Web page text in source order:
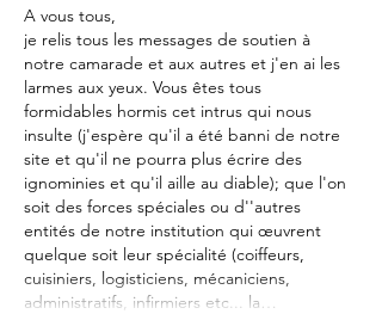
A vous tous,
je relis tous les messages de soutien à
notre camarade et aux autres et j'en ai les
larmes aux yeux. Vous êtes tous
formidables hormis cet intrus qui nous
insulte (j'espère qu'il a été banni de notre
site et qu'il ne pourra plus écrire des
ignominies et qu'il aille au diable); que l'on
soit des forces spéciales ou d''autres
entités de notre institution qui œuvrent
quelque soit leur spécialité (coiffeurs,
cuisiniers, logisticiens, mécaniciens,
administratifs, infirmiers etc... la…